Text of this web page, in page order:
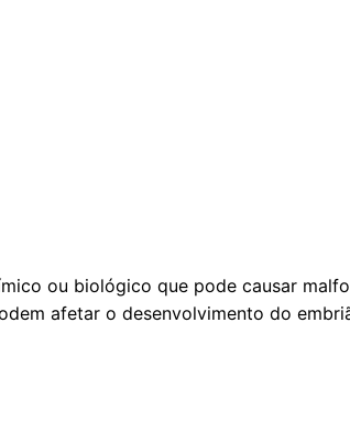
ou biológico que pode causar
afetar o desenvolvimento do